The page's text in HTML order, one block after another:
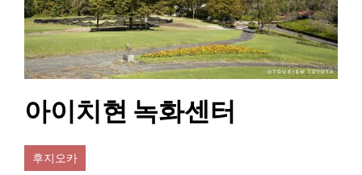
아이치현 녹화센터
후지오카